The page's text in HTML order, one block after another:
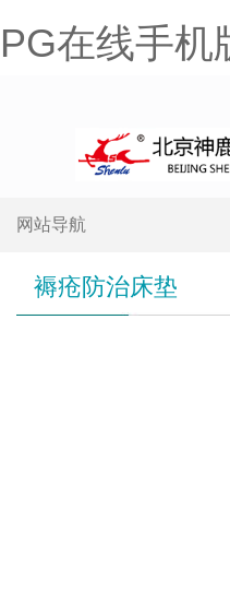
PG在线手机
网站导航
褥疮防治床垫